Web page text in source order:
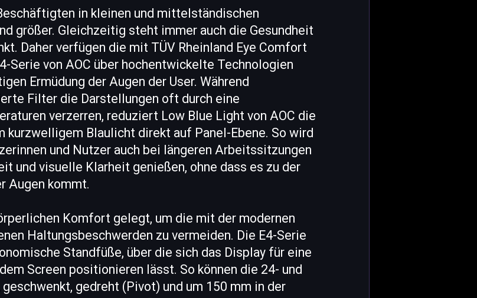
in kleinen und mittelständischen
größer. Gleichzeitig steht immer auch die Gesundheit
Daher verfügen die mit TÜV Rheinland Eye Comfort
von AOC über hochentwickelte Technologien
Ermüdung der Augen der User. Während
Filter die Darstellungen oft durch eine
verzerren, reduziert Low Blue Light von AOC die
kurzwelligem Blaulicht direkt auf Panel-Ebene. So wird
und Nutzer auch bei längeren Arbeitssitzungen
und visuelle Klarheit genießen, ohne dass es zu der
Augen kommt.
Komfort gelegt, um die mit der modernen
Haltungsbeschwerden zu vermeiden. Die E4-Serie
Standfüße, über die sich das Display für eine
Screen positionieren lässt. So können die 24- und
gedreht (Pivot) und um 150 mm in der